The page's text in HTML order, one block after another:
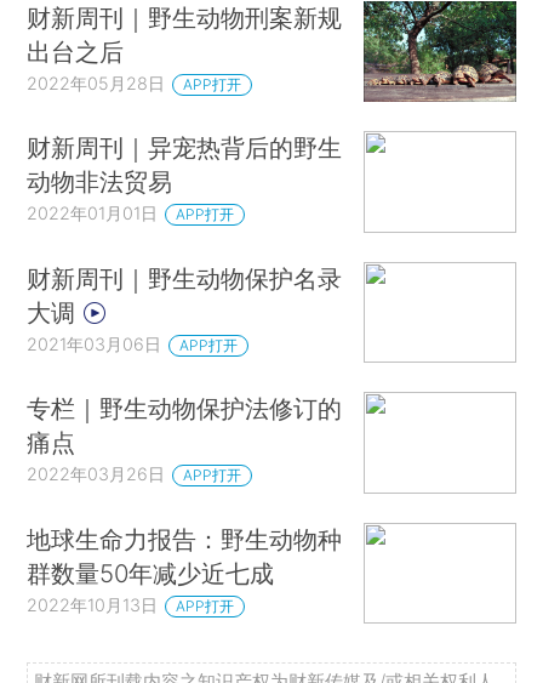
财新周刊｜野生动物刑案新规
出台之后
2022年05月28日 APP打开
财新周刊｜异宠热背后的野生
动物非法贸易
2022年01月01日 APP打开
财新周刊｜野生动物保护名录
大调
2021年03月06日 APP打开
专栏｜野生动物保护法修订的
痛点
2022年03月26日 APP打开
地球生命力报告：野生动物种
群数量50年减少近七成
2022年10月13日 APP打开